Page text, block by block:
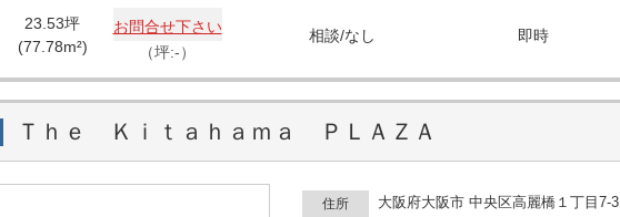
23.53坪
(77.78m²)
お問合せ下さい
（坪:-）
相談/なし 即時
Ｔｈｅ Ｋｉｔａｈａｍａ ＰＬＡＺＡ
住所 大阪府大阪市 中央区高麗橋１丁目7-3